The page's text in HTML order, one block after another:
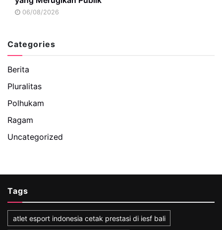
06/08/2026
Categories
Berita
Pluralitas
Polhukam
Ragam
Uncategorized
Tags
atlet esport indonesia cetak prestasi di iesf bali